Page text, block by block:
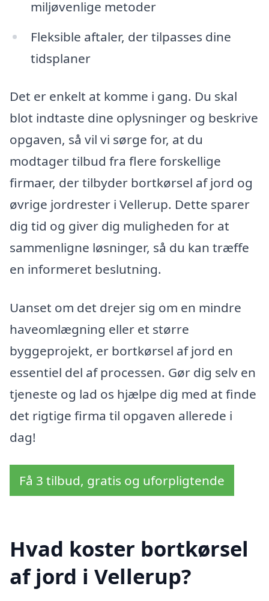
miljøvenlige metoder
Fleksible aftaler, der tilpasses dine
tidsplaner
Det er enkelt at komme i gang. Du skal
blot indtaste dine oplysninger og beskrive
opgaven, så vil vi sørge for, at du
modtager tilbud fra flere forskellige
firmaer, der tilbyder bortkørsel af jord og
øvrige jordrester i Vellerup. Dette sparer
dig tid og giver dig muligheden for at
sammenligne løsninger, så du kan træffe
en informeret beslutning.
Uanset om det drejer sig om en mindre
haveomlægning eller et større
byggeprojekt, er bortkørsel af jord en
essentiel del af processen. Gør dig selv en
tjeneste og lad os hjælpe dig med at finde
det rigtige firma til opgaven allerede i
dag!
Få 3 tilbud, gratis og uforpligtende
Hvad koster bortkørsel
af jord i Vellerup?